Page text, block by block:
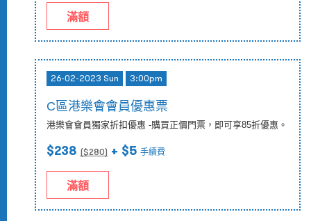
滿額
26-02-2023 Sun 3:00pm
C區港樂會會員優惠票
港樂會會員獨家折扣優惠 -購買正價門票，即可享85折優惠。
$238 ($280) + $5 手續費
滿額